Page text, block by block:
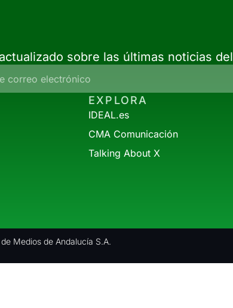
sobre las últimas noticias del
EXPLORA
IDEAL.es
CMA Comunicación
Talking About X
Medios de Andalucía S.A.